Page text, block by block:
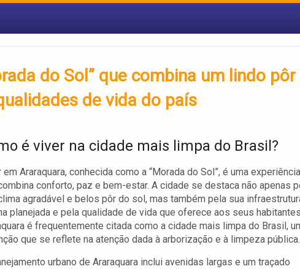
do Sol” que combina um lindo pôr
de vida do país
é viver na cidade mais limpa do Brasil?
em Araraquara, conhecida como a “Morada do Sol”, é uma experiência
conforto, paz e bem-estar. A cidade se destaca não apenas
agradável e belos pôr do sol, mas também pela sua
planejada e pela qualidade de vida que oferece aos seus
é frequentemente citada como a cidade mais limpa do Brasil,
que se reflete na atenção dada à arborização e à limpeza pública.
urbano de Araraquara inclui avenidas largas e um traçado